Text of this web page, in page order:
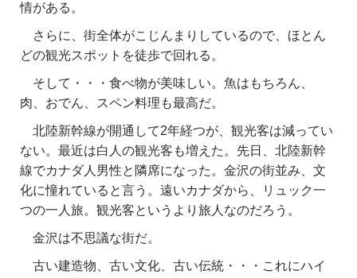
情がある。
さらに、街全体がこじんまりしているので、ほとん
どの観光スポットを徒歩で回れる。
そして・・・食べ物が美味しい。魚はもちろん、
肉、おでん、スペン料理も最高だ。
北陸新幹線が開通して2年経つが、観光客は減ってい
ない。最近は白人の観光客も増えた。先日、北陸新幹
線でカナダ人男性と隣席になった。金沢の街並み、文
化に憧れていると言う。遠いカナダから、リュック一
つの一人旅。観光客というより旅人なのだろう。
金沢は不思議な街だ。
古い建造物、古い文化、古い伝統・・・これにハイ